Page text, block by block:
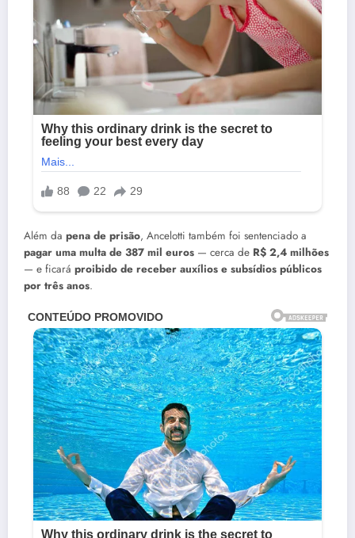
Além da pena de prisão, Ancelotti também foi sentenciado a
pagar uma multa de 387 mil euros — cerca de R$ 2,4 milhões
— e ficará proibido de receber auxílios e subsídios públicos
por três anos.